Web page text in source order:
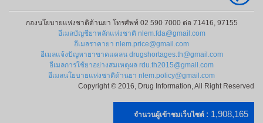
กองนโยบายแห่งชาติด้านยา โทรศัพท์ 02 590 7000 ต่อ 71416, 97155
อีเมลบัญชียาหลักแห่งชาติ nlem.fda@gmail.com
อีเมลราคายา nlem.price@gmail.com
อีเมลแจ้งปัญหายาขาดแคลน drugshortages.th@gmail.com
อีเมลการใช้ยาอย่างสมเหตุผล rdu.th2015@gmail.com
อีเมลนโยบายแห่งชาติด้านยา nlem.policy@gmail.com
Copyright © 2016, Drug Information, All Right Reserved
จำนวนผู้เข้าชมเว็บไซต์ : 1,908,165